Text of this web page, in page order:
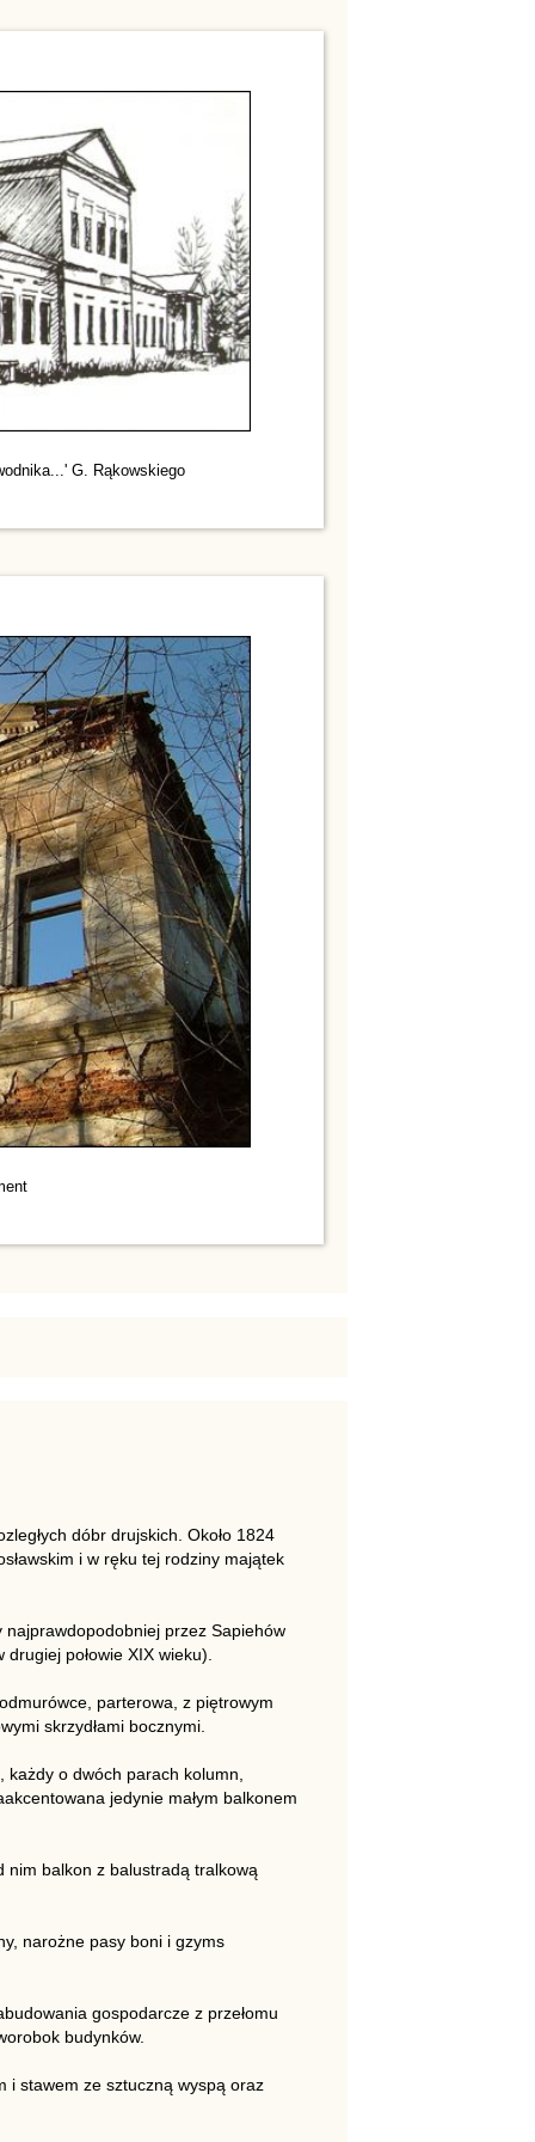
G. Rąkowskiego
dóbr drujskich. Około 1824
i w ręku tej rodziny majątek
najprawdopodobniej przez Sapiehów
połowie XIX wieku).
parterowa, z piętrowym
skrzydłami bocznymi.
o dwóch parach kolumn,
jedynie małym balkonem
nim balkon z balustradą tralkową
narożne pasy boni i gzyms
gospodarcze z przełomu
budynków.
i stawem ze sztuczną wyspą oraz